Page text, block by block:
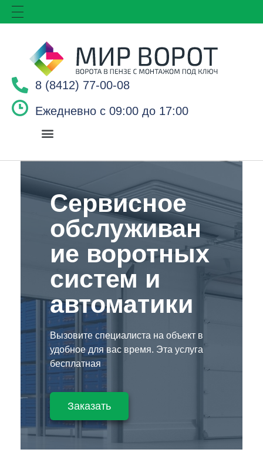
8 (8412) 77-00-08
Ежедневно с 09:00 до 17:00
Сервисное
обслуживан
ие воротных
систем и
автоматики
Вызовите специалиста на объект в
удобное для вас время. Эта услуга
бесплатная
Заказать